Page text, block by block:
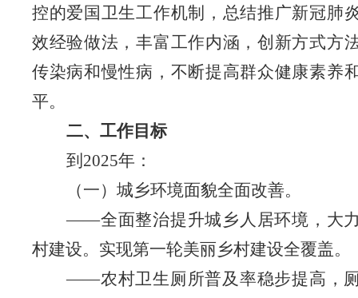
控的爱国卫生工作机制，总结推广新冠肺
效经验做法，丰富工作内涵，创新方式方
传染病和慢性病，不断提高群众健康素养
平。
二、工作目标
到 2025年：
（一）城乡环境面貌全面改善。
——全面整治提升城乡人居环境，大
村建设。实现第一轮美丽乡村建设全覆盖。
——农村卫生厕所普及率稳步提高，